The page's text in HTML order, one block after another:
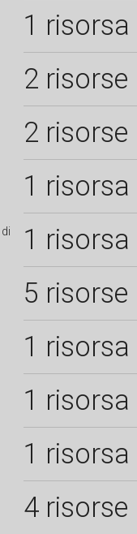
1 risorsa
2 risorse
2 risorse
1 risorsa
di 1 risorsa
5 risorse
1 risorsa
1 risorsa
1 risorsa
4 risorse